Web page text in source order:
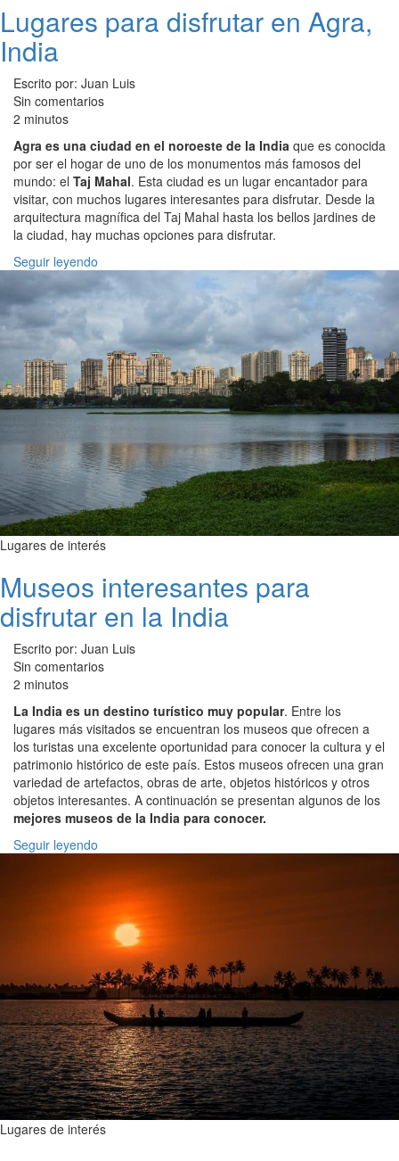
Lugares para disfrutar en Agra,
India
Escrito por: Juan Luis
Sin comentarios
2 minutos
Agra es una ciudad en el noroeste de la India que es conocida
por ser el hogar de uno de los monumentos más famosos del
mundo: el Taj Mahal. Esta ciudad es un lugar encantador para
visitar, con muchos lugares interesantes para disfrutar. Desde la
arquitectura magnífica del Taj Mahal hasta los bellos jardines de
la ciudad, hay muchas opciones para disfrutar.
Seguir leyendo
Lugares de interés
Museos interesantes para
disfrutar en la India
Escrito por: Juan Luis
Sin comentarios
2 minutos
La India es un destino turístico muy popular. Entre los
lugares más visitados se encuentran los museos que ofrecen a
los turistas una excelente oportunidad para conocer la cultura y el
patrimonio histórico de este país. Estos museos ofrecen una gran
variedad de artefactos, obras de arte, objetos históricos y otros
objetos interesantes. A continuación se presentan algunos de los
mejores museos de la India para conocer.
Seguir leyendo
Lugares de interés